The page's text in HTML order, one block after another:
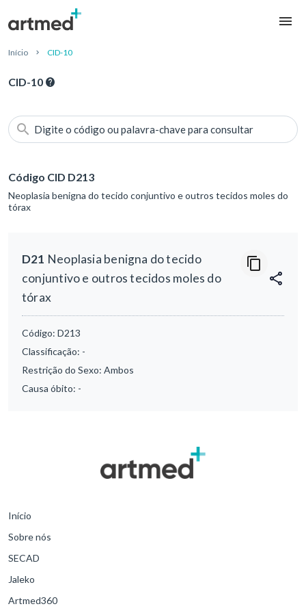
Início CID-10
CID-10
Digite o código ou palavra-chave para consultar
Código CID D213
Neoplasia benigna do tecido conjuntivo e outros tecidos moles do
tórax
D21 Neoplasia benigna do tecido
conjuntivo e outros tecidos moles do
tórax
Código: D213
Classificação: -
Restrição do Sexo: Ambos
Causa óbito: -
Início
Sobre nós
SECAD
Jaleko
Artmed360